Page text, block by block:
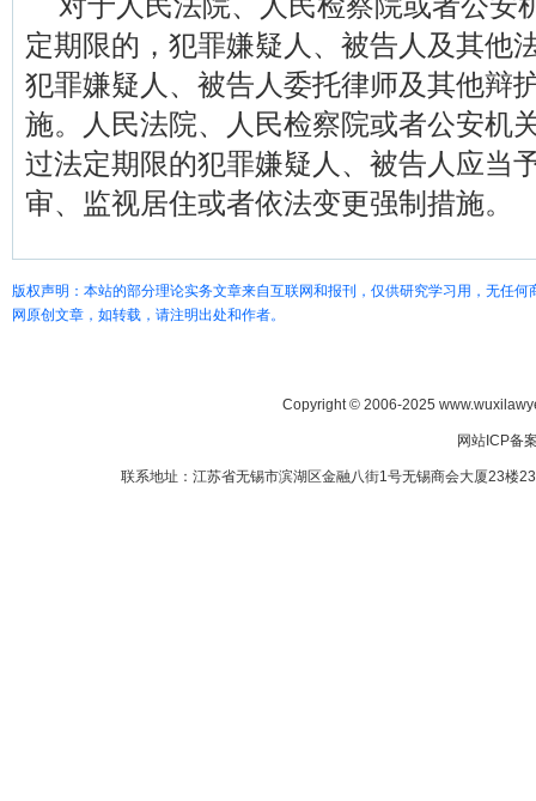
定期限的，犯罪嫌疑人、被告人及其他
犯罪嫌疑人、被告人委托律师及其他辩
施。人民法院、人民检察院或者公安机
过法定期限的犯罪嫌疑人、被告人应当
审、监视居住或者依法变更强制措施。
版权声明：本站的部分理论实务文章来自互联网和报刊，仅供研究学习用，无任
网原创文章，如转载，请注明出处和作者。
Copyright © 2006-2025
网站ICP备
联系地址：江苏省无锡市滨湖区金融八街1号无锡商会大厦23楼